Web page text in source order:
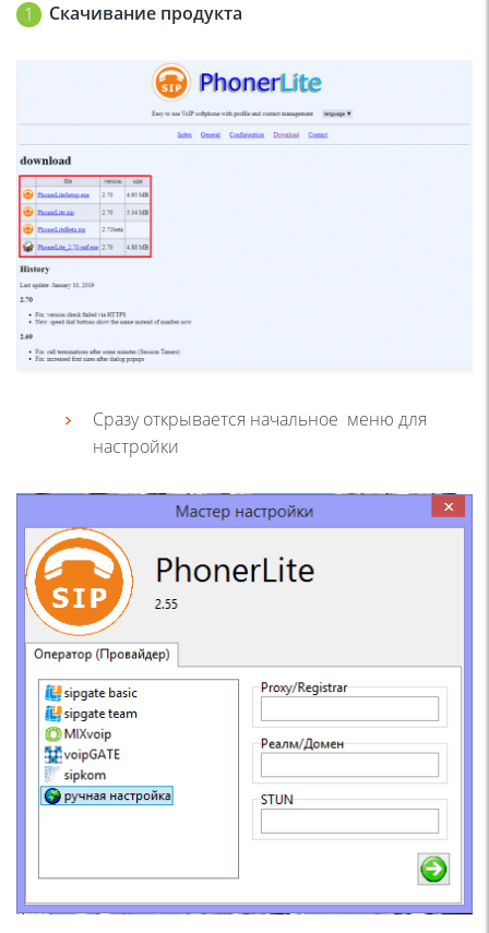
Скачивание продукта
Сразу открывается начальное меню для
настройки